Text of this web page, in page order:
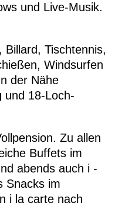
und Live-Musik.
Billard, Tischtennis,
Windsurfen
der Nähe
und 18-Loch-
Zu allen
Buffets im
abends auch i -
Snacks im
i la carte nach